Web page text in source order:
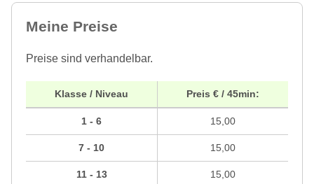
Meine Preise
Preise sind verhandelbar.
Klasse / Niveau
1 - 6
7 - 10
11 - 13
Preis € / 45min:
15,00
15,00
15,00